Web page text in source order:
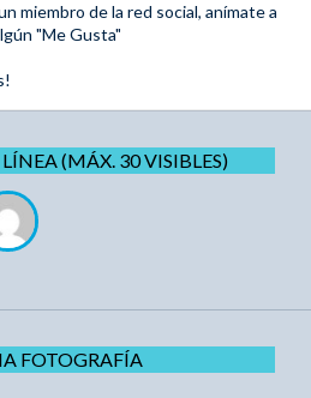
miembro de la red social, anímate a
"Me Gusta"
(MÁX. 30 VISIBLES)
FOTOGRAFÍA